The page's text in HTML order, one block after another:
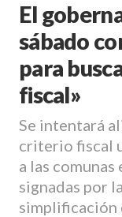
El
sábado
para
fiscal»
Se intentará
criterio fiscal
a las comunas
signadas por
simplificación